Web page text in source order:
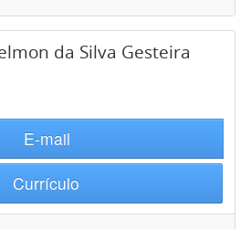
da Silva Gesteira
E-mail
Currículo